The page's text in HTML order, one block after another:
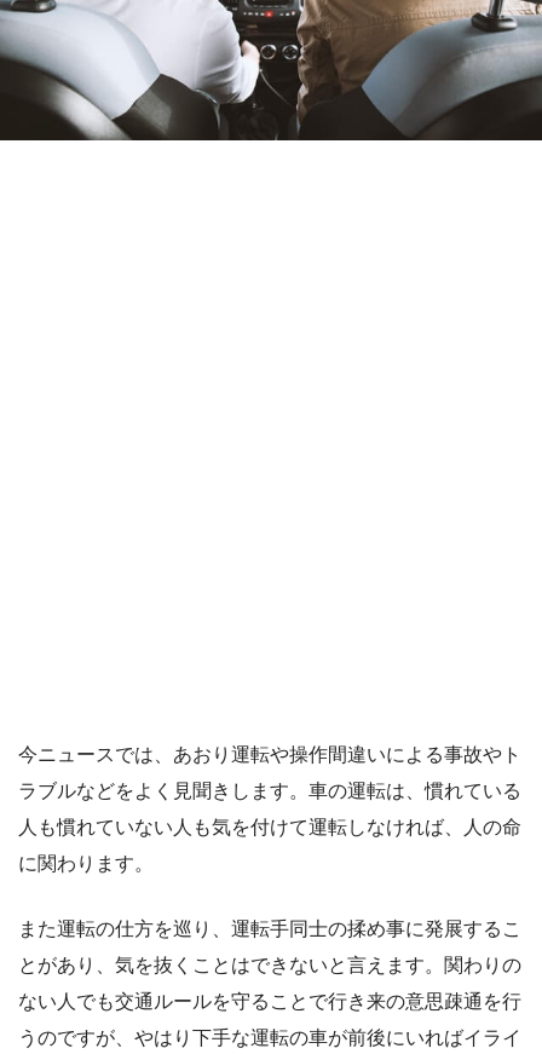
今ニュースでは、あおり運転や操作間違いによる事故やト
ラブルなどをよく見聞きします。車の運転は、慣れている
人も慣れていない人も気を付けて運転しなければ、人の命
に関わります。
また運転の仕方を巡り、運転手同士の揉め事に発展するこ
とがあり、気を抜くことはできないと言えます。関わりの
ない人でも交通ルールを守ることで行き来の意思疎通を行
うのですが、やはり下手な運転の車が前後にいればイライ